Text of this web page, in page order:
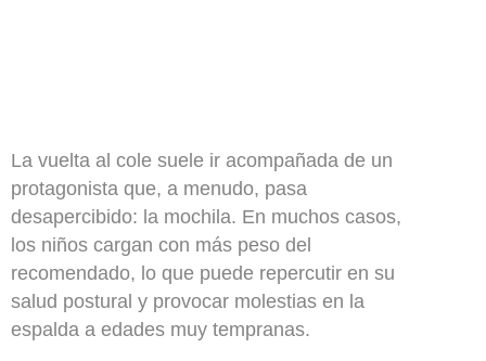
La vuelta al cole suele ir acompañada de un
protagonista que, a menudo, pasa
desapercibido: la mochila. En muchos casos,
los niños cargan con más peso del
recomendado, lo que puede repercutir en su
salud postural y provocar molestias en la
espalda a edades muy tempranas.